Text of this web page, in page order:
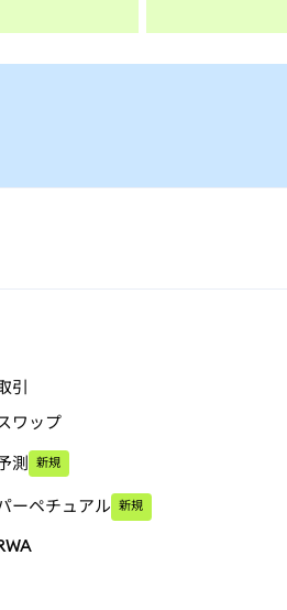
引
ワップ
測 新規
ーペチュアル 新規